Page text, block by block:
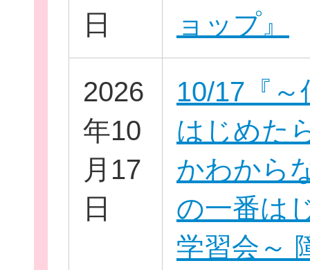
ボランティ
企業・
ログイ
日
ョップ』
2026
年10
月17
日
10/17『～
はじめた
かわから
の一番は
学習会～